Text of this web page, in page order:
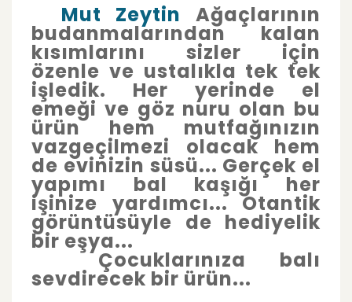
Mut Zeytin Ağaçlarının
budanmalarından kalan
kısımlarını sizler için
özenle ve ustalıkla tek tek
işledik. Her yerinde el
emeği ve göz nuru olan bu
ürün hem mutfağınızın
vazgeçilmezi olacak hem
de evinizin süsü... Gerçek el
yapımı bal kaşığı her
işinize yardımcı... Otantik
görüntüsüyle de hediyelik
bir eşya...
Çocuklarınıza balı
sevdirecek bir ürün...